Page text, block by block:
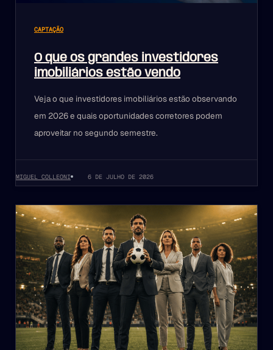
CAPTAÇÃO
O que os grandes investidores
imobiliários estão vendo
Veja o que investidores imobiliários estão observando
em 2026 e quais oportunidades corretores podem
aproveitar no segundo semestre.
MIGUEL COLLEONI 6 DE JULHO DE 2026